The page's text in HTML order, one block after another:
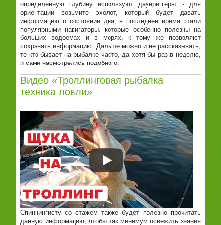
определенную глубину используют даунриггеры. - для
ориентации возьмите эхолот, который будет давать
информацию о состоянии дна, в последнее время стали
популярными навигаторы, которые особенно полезны на
больших водоемах и в морях, к тому же позволяют
сохранять информацию. Дальше можно и не рассказывать,
те кто бывает на рыбалке часто, да хотя бы раз в неделю,
и сами насмотрелись подобного.
Видео «Троллинговая рыбалка
техника ловли»
Спиннингисту со стажем также будет полезно прочитать
данную информацию, чтобы как минимум освежить знания